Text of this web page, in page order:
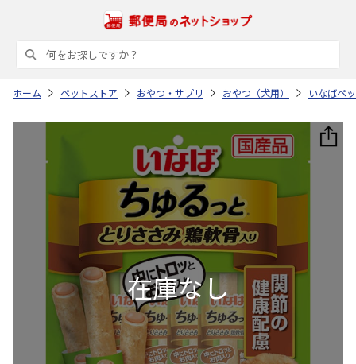
ホーム ペットストア おやつ・サプリ おやつ（犬用） いなばペ